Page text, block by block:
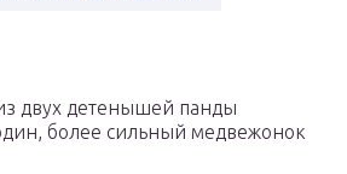
двух детенышей панды
более сильный медвежонок